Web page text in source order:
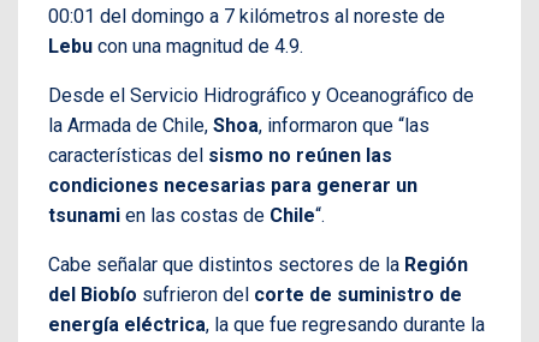
00:01 del domingo a 7 kilómetros al noreste de
Lebu con una magnitud de 4.9.
Desde el Servicio Hidrográfico y Oceanográfico de
la Armada de Chile, Shoa, informaron que “las
características del sismo no reúnen las
condiciones necesarias para generar un
tsunami en las costas de Chile“.
Cabe señalar que distintos sectores de la Región
del Biobío sufrieron del corte de suministro de
energía eléctrica, la que fue regresando durante la